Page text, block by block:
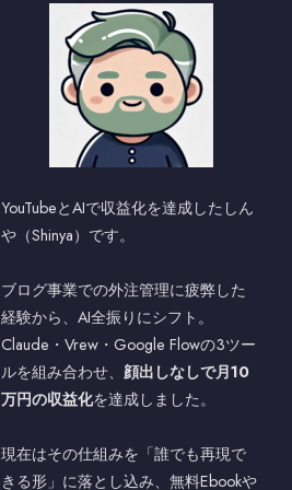
YouTubeとAIで収益化を達成したしん
や（Shinya）です。
ブログ事業での外注管理に疲弊した
経験から、AI全振りにシフト。
Claude・Vrew・Google Flowの3ツー
ルを組み合わせ、 顔出しなしで月10
万円の収益化を達成しました。
現在はその仕組みを「誰でも再現で
きる形」に落とし込み、無料Ebookや